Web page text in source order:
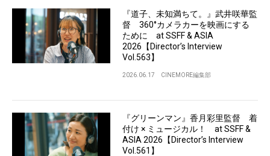
『道子、未知満ちて。』武井咲華監
督 360°カメラカーを映画にする
ために at SSFF & ASIA
2026【Director’s Interview
Vol.563】
2026.06.17 CINEMORE編集部
『グリーンマン』香月彩里監督 着
付け × ミュージカル！ at SSFF &
ASIA 2026【Director’s Interview
Vol.561】